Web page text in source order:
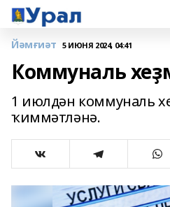
Йәмғиәт 5 ИЮНЯ 2024, 04:41
Коммуналь
1 июлдән коммуналь
ҡиммәтләнә.